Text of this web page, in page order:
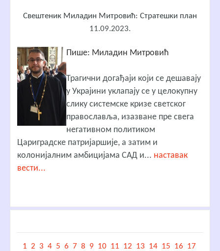
Свештеник Миладин Митровић: Стратешки план
11.09.2023.
Пише: Миладин Митровић
Трагични догађаји који се дешавају
у Украјини уклапају се у целокупну
слику системске кризе светског
православља, изазване пре свега
негативном политиком
Цариградске патријаршије, а затим и
колонијалним амбицијама САД и... наставак
вести...
1 2 3 4 5 6 7 8 9 10 11 12 13 14 15 16 17